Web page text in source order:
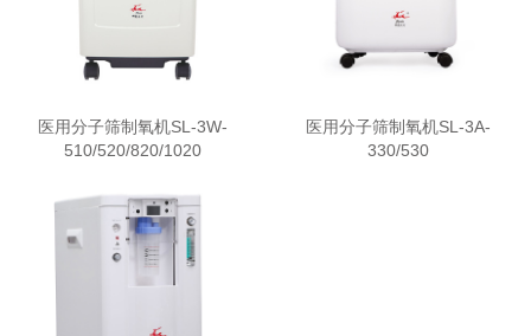
医用分子筛制氧机SL-3W-
510/520/820/1020
医用分子筛制氧机SL-3A-
330/530